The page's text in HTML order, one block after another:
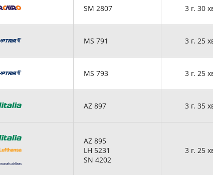
SM 2807 3 г. 30
MS 791 3 г. 25
MS 793 3 г. 25
AZ 897 3 г. 35
AZ 895
LH 5231
SN 4202
3 г. 25